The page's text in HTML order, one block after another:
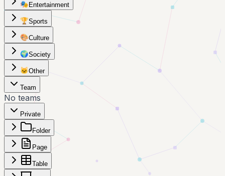
🎭 Entertainment
🏆Sports
🎨Culture
🌍Society
🐱Other
Team
No teams
Private
Folder
Page
Table